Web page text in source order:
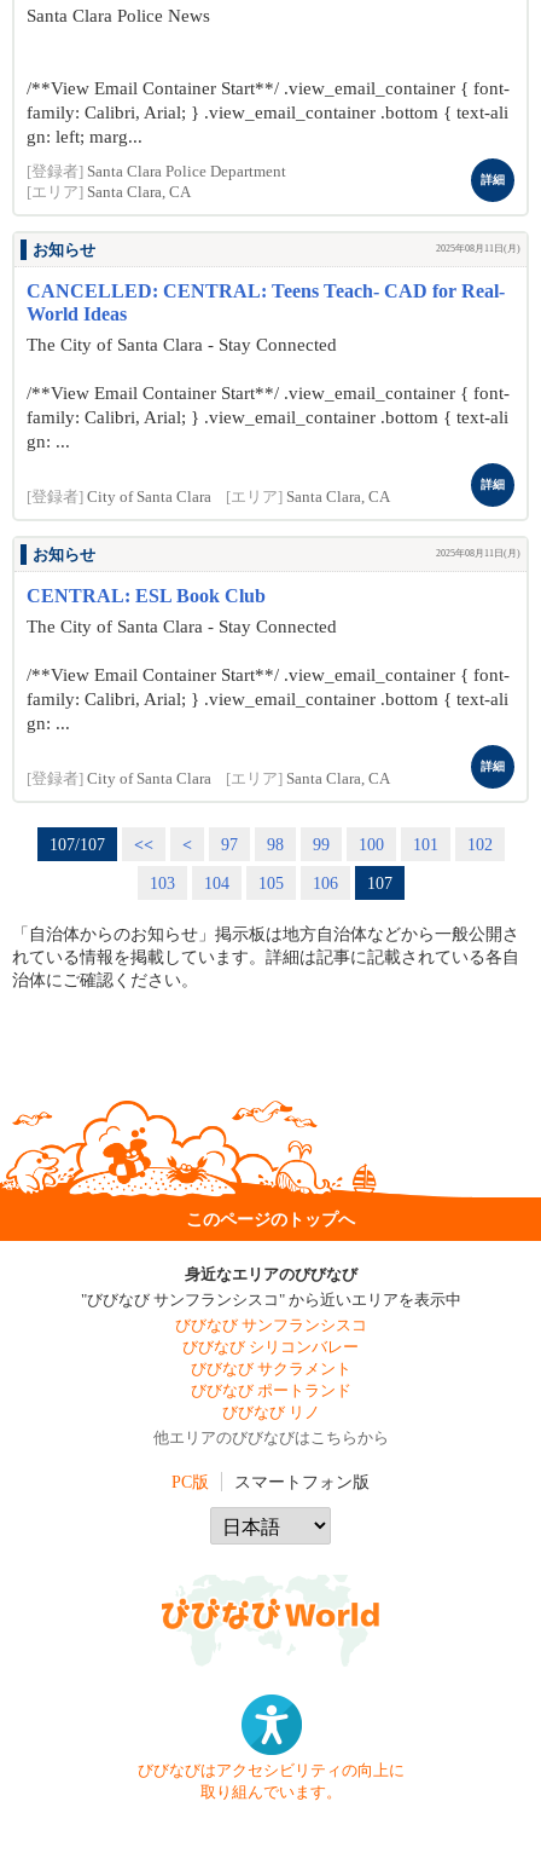
Santa Clara Police News
/**View Email Container Start**/ .view_email_container { font-
family: Calibri, Arial; } .view_email_container .bottom { text-ali
gn: left; marg...
[登録者] Santa Clara Police Department
[エリア] Santa Clara, CA
詳細
お知らせ 2025年08月11日(月)
CANCELLED: CENTRAL: Teens Teach- CAD for Real-
World Ideas
The City of Santa Clara - Stay Connected
/**View Email Container Start**/ .view_email_container { font-
family: Calibri, Arial; } .view_email_container .bottom { text-ali
gn: ...
[登録者] City of Santa Clara [エリア] Santa Clara, CA
詳細
お知らせ 2025年08月11日(月)
CENTRAL: ESL Book Club
The City of Santa Clara - Stay Connected
/**View Email Container Start**/ .view_email_container { font-
family: Calibri, Arial; } .view_email_container .bottom { text-ali
gn: ...
[登録者] City of Santa Clara [エリア] Santa Clara, CA
詳細
107/107 << < 97 98 99 100 101
102
103
104 105 106 107
「自治体からのお知らせ」掲示板は地方自治体などから一般公開さ
れている情報を掲載しています。詳細は記事に記載されている各自
治体にご確認ください。
このページのトップへ
身近なエリアのびびなび
"びびなび サンフランシスコ" から近いエリアを表示中
びびなび サンフランシスコ
びびなび シリコンバレー
びびなび サクラメント
びびなび ポートランド
びびなび リノ
他エリアのびびなびはこちらから
PC版 スマートフォン版
びびなびはアクセシビリティの向上に
取り組んでいます。